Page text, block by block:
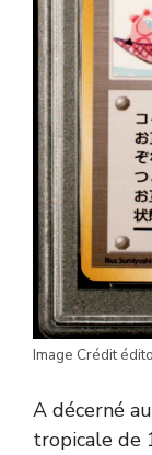
Image Crédit
A décerné
tropicale de